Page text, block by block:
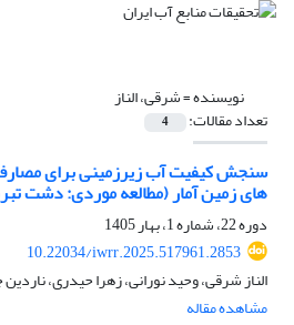
نویسنده =شرقی، الناز
تعداد مقالات: 4
سنجش کیفیت آب زیرزمینی برای
های زمین آمار (مطالعه موردی: دشت
دوره 22، شماره 1، بهار 1405
10.22034/iwrr.2025.517961.2853
الناز شرقی، وحید نورانی، زهرا حیدری، ناردین
مشاهده مقاله